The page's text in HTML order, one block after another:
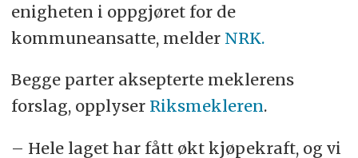
enigheten i oppgjøret for de
kommuneansatte, melder NRK.
Begge parter aksepterte meklerens
forslag, opplyser Riksmekleren.
– Hele laget har fått økt kjøpekraft, og vi